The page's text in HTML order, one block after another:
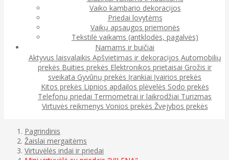
Vaiko kambario dekoracijos
Priedai lovytėms
Vaikų apsaugos priemonės
Tekstilė vaikams (antklodės, pagalvės)
Namams ir buičiai
Aktyvus laisvalaikis Apšvietimas ir dekoracijos Automobilių
prekės Buities prekės Elektronikos prietaisai Grožis ir
sveikata Gyvūnų prekės Įrankiai Įvairios prekės
Kitos prekės Lipnios apdailos plėvelės Sodo prekės
Telefonų priedai Termometrai ir laikrodžiai Turizmas
Virtuvės reikmenys Vonios prekės Žvejybos prekės
Pagrindinis
Žaislai mergaitėms
Virtuvėlės indai ir priedai